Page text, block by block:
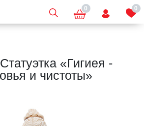
0 0
«Гигиея -
и чистоты»